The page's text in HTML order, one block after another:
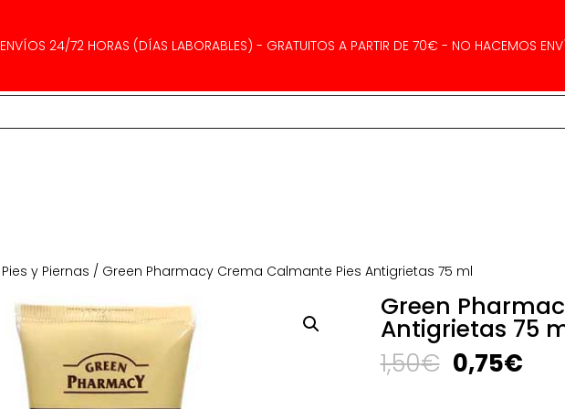
ENVÍOS 24/72 HORAS (DÍAS LABORABLES) - GRATUITOS A PARTIR DE 70€ - NO HACEMOS
Pies y Piernas / Green Pharmacy Crema Calmante Pies Antigrietas 75 ml
Green
Antigrietas 75
1,50€ El
precio
0,75€El